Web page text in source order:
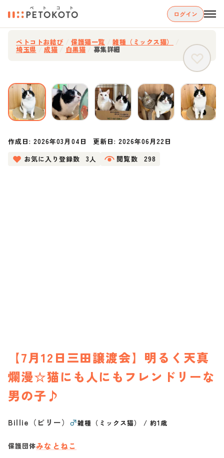
ログイン
ペトコトお結び 保護猫一覧 雑種（ミックス猫）
埼玉県 成猫 白黒猫 募集詳細
作成日:2026年03月04日 更新日: 2026年06月22日
お気に入り登録数
3人 閲覧数 298
【7月12日三田譲渡会】明るく天真
爛漫☆猫にも人にもフレンドリーな
男の子♪
Billie（ビリー） ♂雑種（ミックス猫） / 約1歳
保護団体みなとねこ